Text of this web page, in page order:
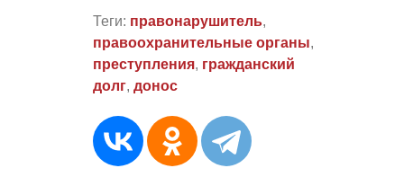
Теги: правонарушитель,
правоохранительные органы,
преступления, гражданский
долг, донос